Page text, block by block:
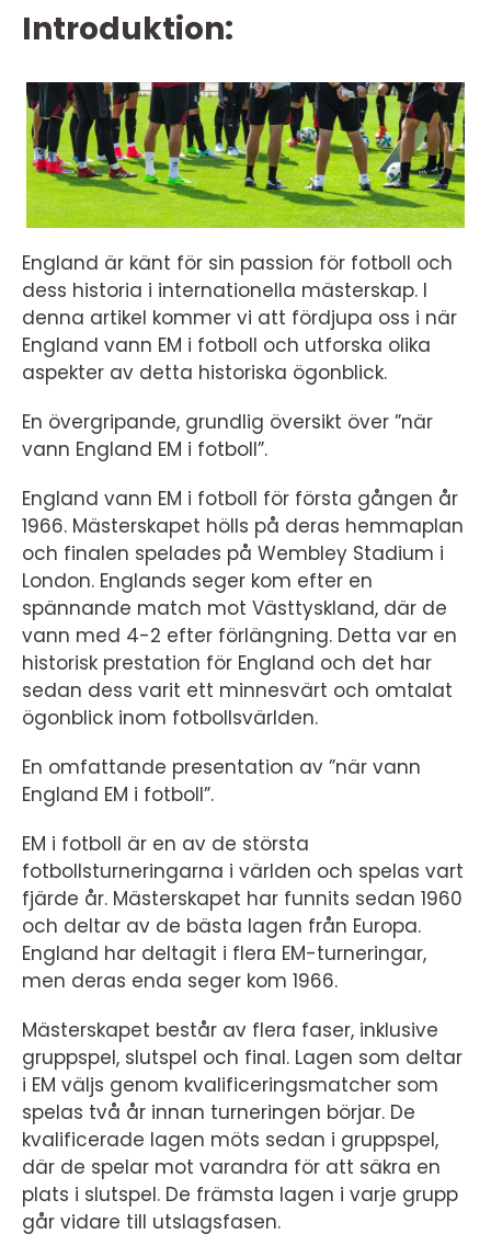
Introduktion:
England är känt för sin passion för fotboll och
dess historia i internationella mästerskap. I
denna artikel kommer vi att fördjupa oss i när
England vann EM i fotboll och utforska olika
aspekter av detta historiska ögonblick.
En övergripande, grundlig översikt över ”när
vann England EM i fotboll”.
England vann EM i fotboll för första gången år
1966. Mästerskapet hölls på deras hemmaplan
och finalen spelades på Wembley Stadium i
London. Englands seger kom efter en
spännande match mot Västtyskland, där de
vann med 4-2 efter förlängning. Detta var en
historisk prestation för England och det har
sedan dess varit ett minnesvärt och omtalat
ögonblick inom fotbollsvärlden.
En omfattande presentation av ”när vann
England EM i fotboll”.
EM i fotboll är en av de största
fotbollsturneringarna i världen och spelas vart
fjärde år. Mästerskapet har funnits sedan 1960
och deltar av de bästa lagen från Europa.
England har deltagit i flera EM-turneringar,
men deras enda seger kom 1966.
Mästerskapet består av flera faser, inklusive
gruppspel, slutspel och final. Lagen som deltar
i EM väljs genom kvalificeringsmatcher som
spelas två år innan turneringen börjar. De
kvalificerade lagen möts sedan i gruppspel,
där de spelar mot varandra för att säkra en
plats i slutspel. De främsta lagen i varje grupp
går vidare till utslagsfasen.